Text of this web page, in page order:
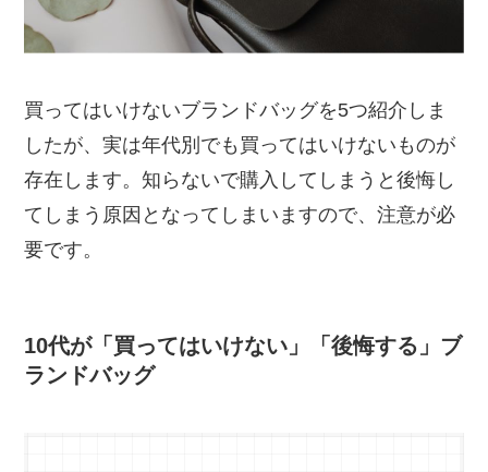
買ってはいけないブランドバッグを5つ紹介しま
したが、実は年代別でも買ってはいけないものが
存在します。知らないで購入してしまうと後悔し
てしまう原因となってしまいますので、注意が必
要です。
10代が「買ってはいけない」「後悔する」ブ
ランドバッグ